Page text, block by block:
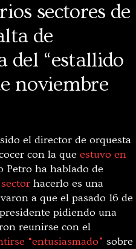
sectores de
de
del “estallido
noviembre
el director de orquesta
con la que estuvo en
Petro ha hablado de
hacerlo es una
a que el pasado 16 de
pidiendo una
reunirse con el
“entusiasmado” sobre